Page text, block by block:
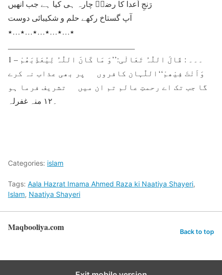
آپ گستاخ رکھے حلم و شکیبائی دوست
٭…٭…٭…٭…٭…٭
1 – ۔۔۔ : قَالَ اللّٰہُ تَعَالٰی:’’وَ مَا کَانَ اللّٰہُ لِیُعَذِّبَھُمْ
وَاَنْتَ فِیْھمْ‘‘اللّٰہان کافروں پر بھی عذاب نہ کرے
گا جب تک اے رحمتِ عالم تم ان میں تشریف فرما ہو
Categories: islam
Tags: Aala Hazrat Imama Ahmed Raza ki Naatiya Shayeri,
Islam, Naatiya Shayeri
Maqbooliya.com Back to top